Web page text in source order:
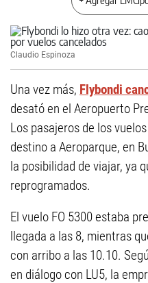
Claudio Espinoza
Una vez más, Flybondi
desató en el Aeropuerto
Los pasajeros de los
destino a Aeroparque, en
la posibilidad de viajar, ya
reprogramados.
El vuelo FO 5300 estaba
llegada a las 8, mientras
con arribo a las 10.10.
en diálogo con LU5, la